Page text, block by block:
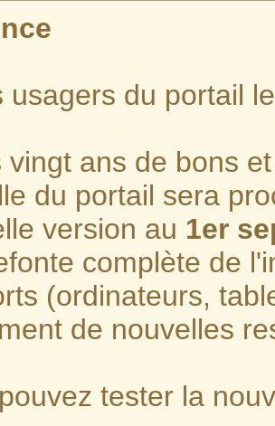
usagers du portail
vingt ans de bons
du portail sera
version au 1er
complète de
(ordinateurs,
de nouvelles
tester la